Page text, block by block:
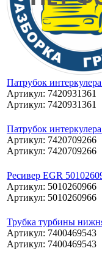
Патрубок
Артикул: 7420931361
Артикул: 7420931361
Патрубок
Артикул: 7420709266
Артикул: 7420709266
Ресивер EGR
Артикул: 5010260966
Артикул: 5010260966
Трубка турбины
Артикул: 7400469543
Артикул: 7400469543